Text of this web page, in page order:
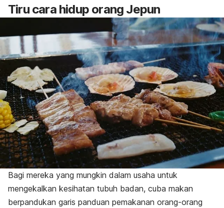
Tiru cara hidup orang Jepun
Bagi mereka yang mungkin dalam usaha untuk
mengekalkan kesihatan tubuh badan, cuba makan
berpandukan garis panduan pemakanan orang-orang